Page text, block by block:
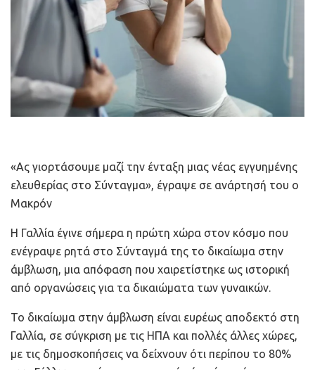
«Ας γιορτάσουμε μαζί την ένταξη μιας νέας εγγυημένης
ελευθερίας στο Σύνταγμα», έγραψε σε ανάρτησή του ο
Μακρόν
Η Γαλλία έγινε σήμερα η πρώτη χώρα στον κόσμο που
ενέγραψε ρητά στο Σύνταγμά της το δικαίωμα στην
άμβλωση, μια απόφαση που χαιρετίστηκε ως ιστορική
από οργανώσεις για τα δικαιώματα των γυναικών.
Το δικαίωμα στην άμβλωση είναι ευρέως αποδεκτό στη
Γαλλία, σε σύγκριση με τις ΗΠΑ και πολλές άλλες χώρες,
με τις δημοσκοπήσεις να δείχνουν ότι περίπου το 80%